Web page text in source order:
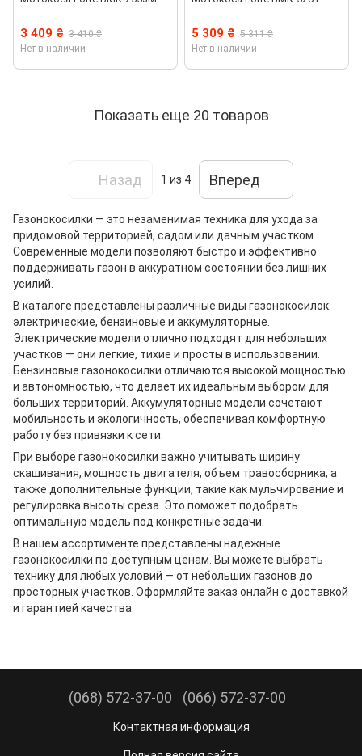
3 409 ₴ 3 410 ₴
Нет в наличии
5 309 ₴ 5 311 ₴
Нет в наличии
Показать еще 20 товаров
Назад 1 из 4 Вперед
Газонокосилки — это незаменимая техника для ухода за
придомовой территорией, садом или дачным участком.
Современные модели позволяют быстро и эффективно
поддерживать газон в аккуратном состоянии без лишних
усилий.
В каталоге представлены различные виды газонокосилок:
электрические, бензиновые и аккумуляторные.
Электрические модели отлично подходят для небольших
участков — они легкие, тихие и просты в использовании.
Бензиновые газонокосилки отличаются высокой мощностью
и автономностью, что делает их идеальным выбором для
больших территорий. Аккумуляторные модели сочетают
мобильность и экологичность, обеспечивая комфортную
работу без привязки к сети.
При выборе газонокосилки важно учитывать ширину
скашивания, мощность двигателя, объем травосборника, а
также дополнительные функции, такие как мульчирование и
регулировка высоты среза. Это поможет подобрать
оптимальную модель под конкретные задачи.
В нашем ассортименте представлены надежные
газонокосилки по доступным ценам. Вы можете выбрать
технику для любых условий — от небольших газонов до
просторных участков. Оформляйте заказ онлайн с доставкой
и гарантией качества.
(068) 572-37-00 (066) 572-37-00
Контактная информация